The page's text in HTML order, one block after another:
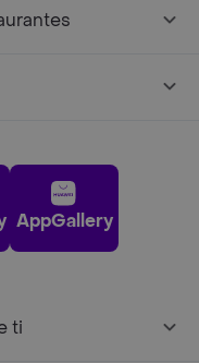
AppGallery
ti